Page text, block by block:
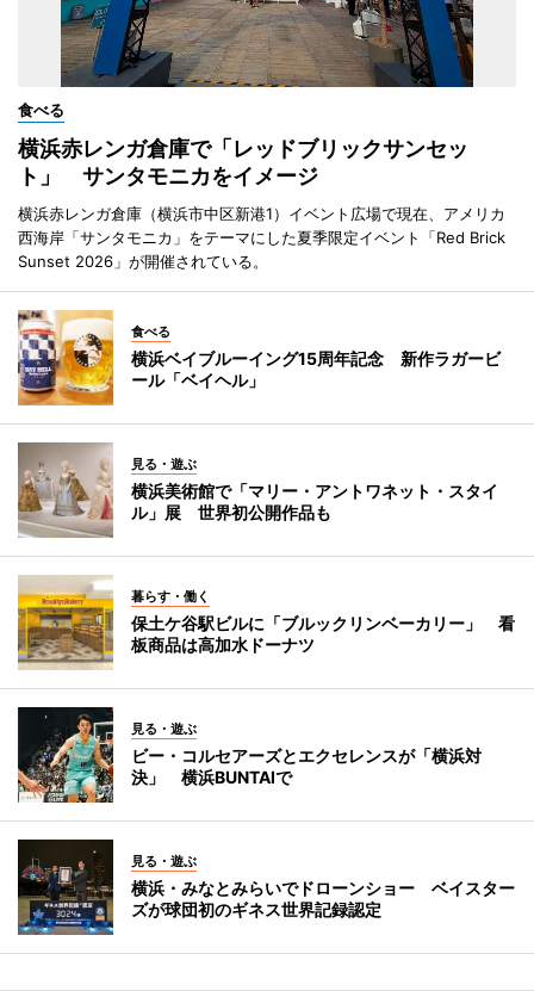
食べる
横浜赤レンガ倉庫で「レッドブリックサンセッ
ト」 サンタモニカをイメージ
横浜赤レンガ倉庫（横浜市中区新港1）イベント広場で現在、アメリカ
西海岸「サンタモニカ」をテーマにした夏季限定イベント「Red Brick
Sunset 2026」が開催されている。
食べる
横浜ベイブルーイング15周年記念 新作ラガービ
ール「ベイヘル」
見る・遊ぶ
横浜美術館で「マリー・アントワネット・スタイ
ル」展 世界初公開作品も
暮らす・働く
保土ケ谷駅ビルに「ブルックリンベーカリー」 看
板商品は高加水ドーナツ
見る・遊ぶ
ビー・コルセアーズとエクセレンスが「横浜対
決」 横浜BUNTAIで
見る・遊ぶ
横浜・みなとみらいでドローンショー ベイスター
ズが球団初のギネス世界記録認定